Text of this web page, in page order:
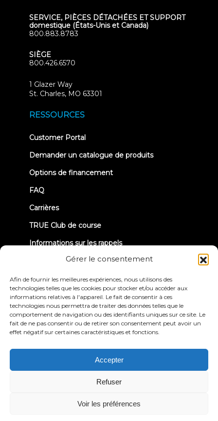
Gérer le consentement
Afin de fournir les meilleures expériences, nous utilisons des
technologies telles que les cookies pour stocker et/ou accéder aux
informations relatives à l'appareil. Le fait de consentir à ces
technologies nous permettra de traiter des données telles que le
comportement de navigation ou des identifiants uniques sur ce site. Le
fait de ne pas consentir ou de retirer son consentement peut avoir un
effet négatif sur certaines caractéristiques et fonctions.
Accepter
Refuser
Voir les préférences
SERVICE, PIÈCES DÉTACHÉES ET SUPPORT
domestique (États-Unis et Canada)
800.883.8783
SIÈGE
800.426.6570
1 Glazer Way
St. Charles, MO 63301
RESSOURCES
Customer Portal(opens
new
Demander un catalogue de produits
Options de financement
FAQ
Carrières
TRUE Club de course
Informations sur les rappels
© 2026 True Fitness. All Rights Reserved
confidentialité
d'utilisation
Déclaration d'accessibilité